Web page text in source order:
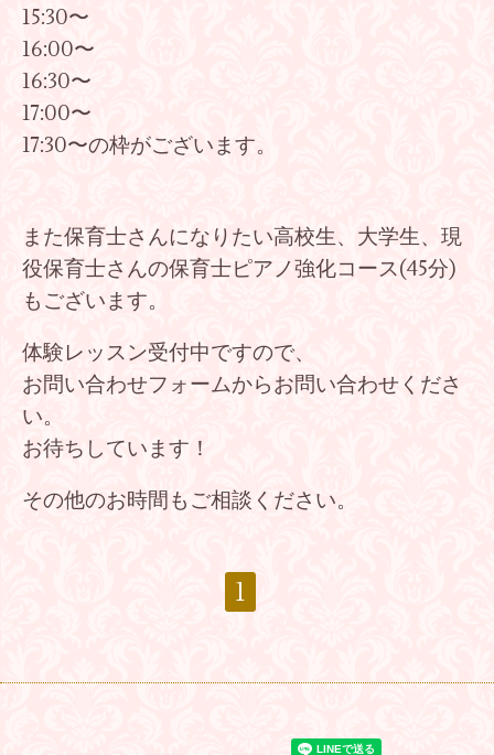
15:30〜
16:00〜
16:30〜
17:00〜
17:30〜の枠がございます。
また保育士さんになりたい高校生、大学生、現
役保育士さんの保育士ピアノ強化コース(45分)
もございます。
体験レッスン受付中ですので、
お問い合わせフォームからお問い合わせくださ
い。
お待ちしています！
その他のお時間もご相談ください。
1